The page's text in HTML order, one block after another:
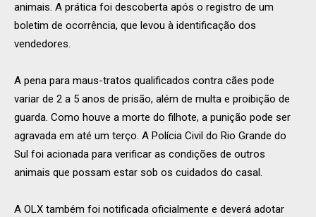
animais. A prática foi descoberta após o registro de um
boletim de ocorrência, que levou à identificação dos
vendedores.
A pena para maus-tratos qualificados contra cães pode
variar de 2 a 5 anos de prisão, além de multa e proibição de
guarda. Como houve a morte do filhote, a punição pode ser
agravada em até um terço. A Polícia Civil do Rio Grande do
Sul foi acionada para verificar as condições de outros
animais que possam estar sob os cuidados do casal.
A OLX também foi notificada oficialmente e deverá adotar